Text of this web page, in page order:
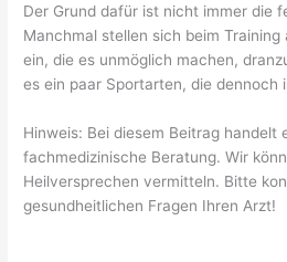
Der Grund dafür ist nicht immer die
Manchmal stellen sich beim
ein, die es unmöglich machen,
es ein paar Sportarten, die dennoch
Hinweis: Bei diesem Beitrag handelt
fachmedizinische Beratung. Wir
Heilversprechen vermitteln. Bitte
gesundheitlichen Fragen Ihren Arzt!